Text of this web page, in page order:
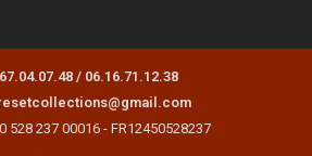
/ 06.16.71.12.38
528 237 00016 - FR12450528237